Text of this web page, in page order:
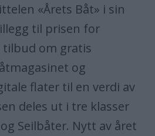
«Årets Båt» i sin
til prisen for
tilbud om gratis
og
flater til en verdi av
deles ut i tre klasser
Seilbåter. Nytt av året